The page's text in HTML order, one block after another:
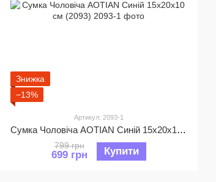
Знижка
−13%
Артикул: 2093-1
Сумка Чоловіча AOTIAN Синій 15х20х10 см (2093)
799 грн
699 грн Купити